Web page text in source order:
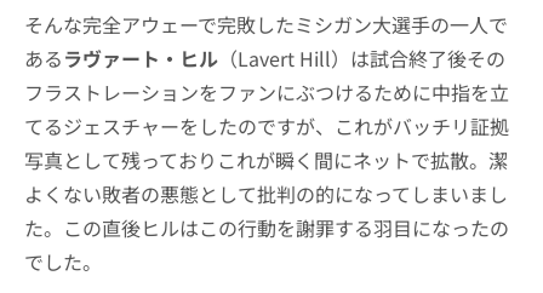
そんな完全アウェーで完敗したミシガン大選手の一人で
あるラヴァート・ヒル （Lavert Hill）は試合終了後その
フラストレーションをファンにぶつけるために中指を立
てるジェスチャーをしたのですが、これがバッチリ証拠
写真として残っておりこれが瞬く間にネットで拡散。潔
よくない敗者の悪態として批判の的になってしまいまし
た。この直後ヒルはこの行動を謝罪する羽目になったの
でした。